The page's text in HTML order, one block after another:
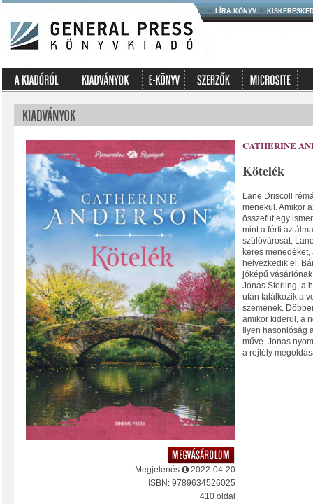
LÍRA KÖNYV
Megjelenés:
2022-04-20
ISBN: 9789634526025
410 oldal
CATHERINE
Kötelék
Lane Driscoll
menekül. Amikor
összefut egy
mint a férfi az
szülővárosát.
keres
helyezkedik el.
jóképű
Jonas Sterling, a
után találkozik a
szemének.
amikor kiderül, a
Ilyen hasonlóság
műve. Jonas
a rejtély